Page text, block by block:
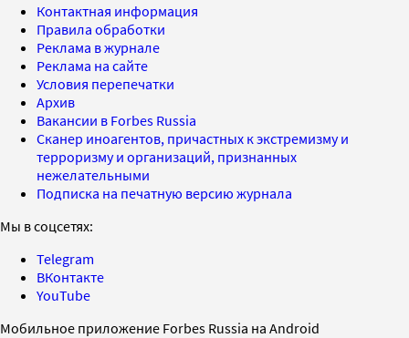
Контактная информация
Правила обработки
Реклама в журнале
Реклама на сайте
Условия перепечатки
Архив
Вакансии в Forbes Russia
Сканер иноагентов, причастных к экстремизму и
терроризму и организаций, признанных
нежелательными
Подписка на печатную версию журнала
Мы в соцсетях:
Telegram
ВКонтакте
YouTube
Мобильное приложение Forbes Russia на Android